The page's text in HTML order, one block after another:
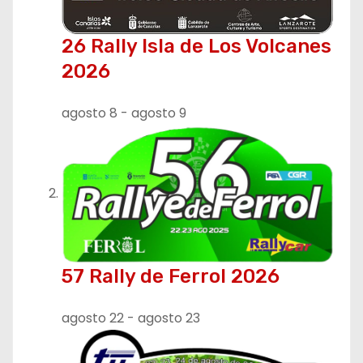
26 Rally Isla de Los Volcanes
2026
agosto 8 - agosto 9
57 Rally de Ferrol 2026
agosto 22 - agosto 23